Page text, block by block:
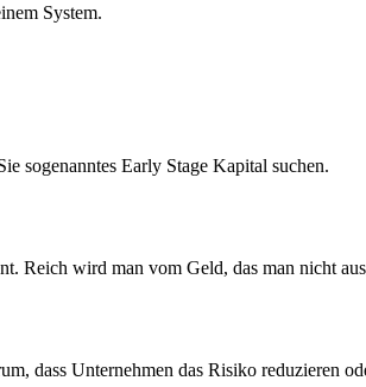
System.
sogenanntes Early Stage Kapital suchen.
Reich wird man vom Geld, das man nicht
dass Unternehmen das Risiko reduzieren